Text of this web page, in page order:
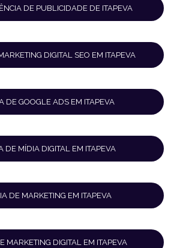
DE PUBLICIDADE DE ITAPEVA
DIGITAL SEO EM ITAPEVA
DE GOOGLE ADS EM ITAPEVA
DE MÍDIA DIGITAL EM ITAPEVA
DE MARKETING EM ITAPEVA
MARKETING DIGITAL EM ITAPEVA